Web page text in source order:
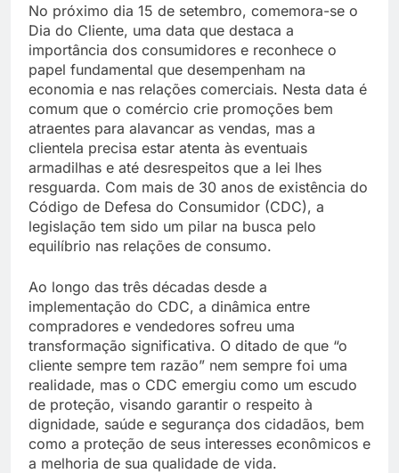
No próximo dia 15 de setembro, comemora-se o
Dia do Cliente, uma data que destaca a
importância dos consumidores e reconhece o
papel fundamental que desempenham na
economia e nas relações comerciais. Nesta data é
comum que o comércio crie promoções bem
atraentes para alavancar as vendas, mas a
clientela precisa estar atenta às eventuais
armadilhas e até desrespeitos que a lei lhes
resguarda. Com mais de 30 anos de existência do
Código de Defesa do Consumidor (CDC), a
legislação tem sido um pilar na busca pelo
equilíbrio nas relações de consumo.
Ao longo das três décadas desde a
implementação do CDC, a dinâmica entre
compradores e vendedores sofreu uma
transformação significativa. O ditado de que “o
cliente sempre tem razão” nem sempre foi uma
realidade, mas o CDC emergiu como um escudo
de proteção, visando garantir o respeito à
dignidade, saúde e segurança dos cidadãos, bem
como a proteção de seus interesses econômicos e
a melhoria de sua qualidade de vida.